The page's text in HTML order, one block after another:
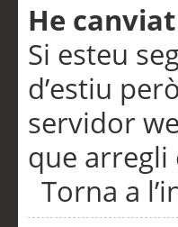
He
Si esteu
d’estiu
servidor
que arregli
Torna a